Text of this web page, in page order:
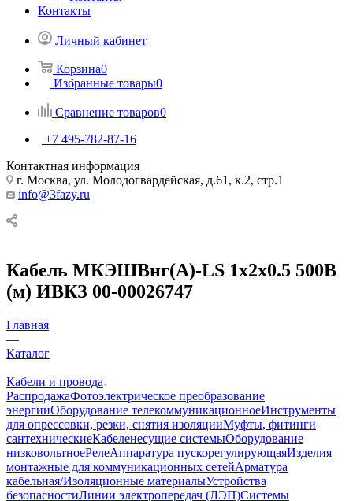
Контакты
Личный кабинет
Корзина0
Избранные товары0
Сравнение товаров0
+7 495-782-87-16
Контактная информация
г. Москва, ул. Молодогвардейская, д.61, к.2, стр.1
info@3fazy.ru
Кабель МКЭШВнг(А)-LS 1х2х0.5 500В
(м) ИВКЗ 00-00026747
Главная
—
Каталог
—
Кабели и провода
РаспродажаФотоэлектрическое преобразование
энергииОборудование телекоммуникационноеИнструменты
для опрессовки, резки, снятия изоляцииМуфты, фитинги
сантехническиеКабеленесущие системыОборудование
низковольтноеРелеАппаратура пускорегулирующаяИзделия
монтажные для коммуникационных сетейАрматура
кабельная/Изоляционные материалыУстройства
безопасностиЛинии электропередач (ЛЭП)Системы